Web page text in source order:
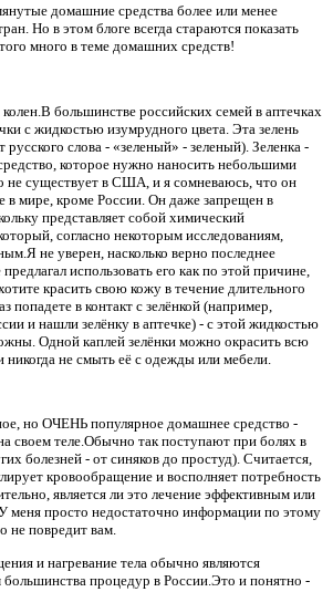
домашние средства более или менее
Но в этом блоге всегда стараются показать
много в теме домашних средств!
большинстве российских семей в аптечках
с жидкостью изумрудного цвета. Эта зелень
русского слова - «зеленый» - зеленый). Зеленка -
которое нужно наносить небольшими
не существует в США, и я сомневаюсь, что он
в мире, кроме России. Он даже запрещен в
представляет собой химический
согласно некоторым исследованиям,
не уверен, насколько верно последнее
использовать его как по этой причине,
красить свою кожу в течение длительного
попадете в контакт с зелёнкой (например,
и нашли зелёнку в аптечке) - с этой жидкостью
Одной каплей зелёнки можно окрасить всю
не смыть её с одежды или мебели.
но ОЧЕНЬ популярное домашнее средство -
своем теле.Обычно так поступают при болях в
болезней - от синяков до простуд). Считается,
кровообращение и восполняет потребность
является ли это лечение эффективным или
меня просто недостаточно информации по этому
не повредит вам.
и нагревание тела обычно являются
процедур в России.Это и понятно -